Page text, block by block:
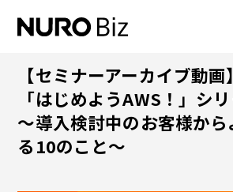
【セミナーアーカイブ動画】
「はじめようAWS！」シ
～導入検討中のお客様か
る10のこと～